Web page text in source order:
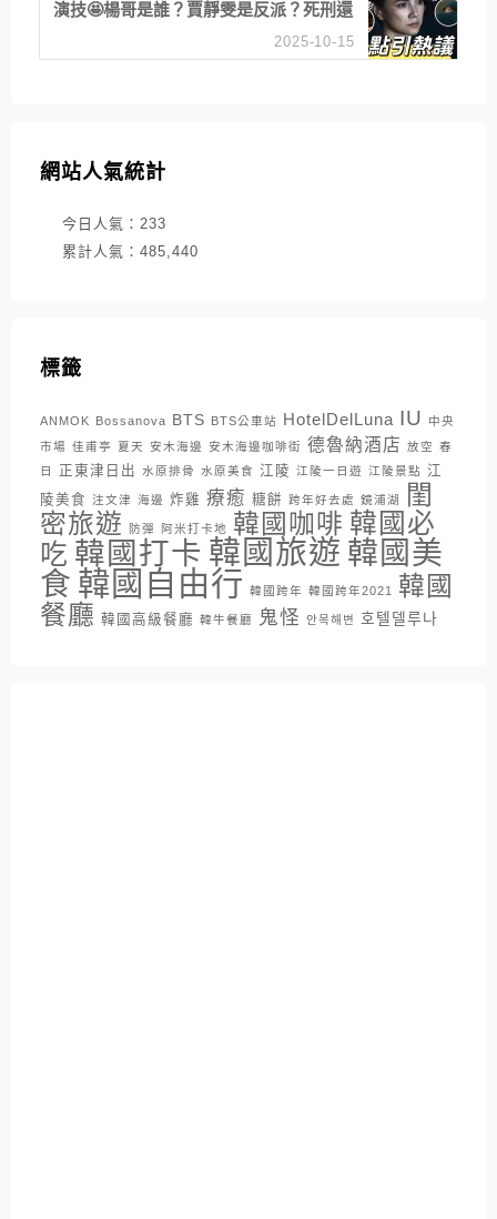
演技🤩楊哥是誰？賈靜雯是反派？死刑還
2025-10-15
網站人氣統計
今日人氣： 233
累計人氣： 485,440
標籤
ANMOK Bossanova BTS BTS公車站 HotelDelLuna IU
中央
市場 佳甫亭 夏天 安木海邊 安木海邊咖啡街 德魯納酒店 放空 春
日
正東津日出 水原排骨 水原美食 江陵 江陵一日遊 江陵景點 江
陵美食 注文津 海邊 炸雞 療癒 糖餅 跨年好去處 鏡浦湖
閨
密旅遊
防彈 阿米打卡地 韓國咖啡 韓國必
吃 韓國打卡 韓國旅遊 韓國美
食 韓國自由行 韓國跨年 韓國跨年2021
韓國
餐廳 韓國高級餐廳 韓牛餐廳 鬼怪 안목해변 호텔델루나